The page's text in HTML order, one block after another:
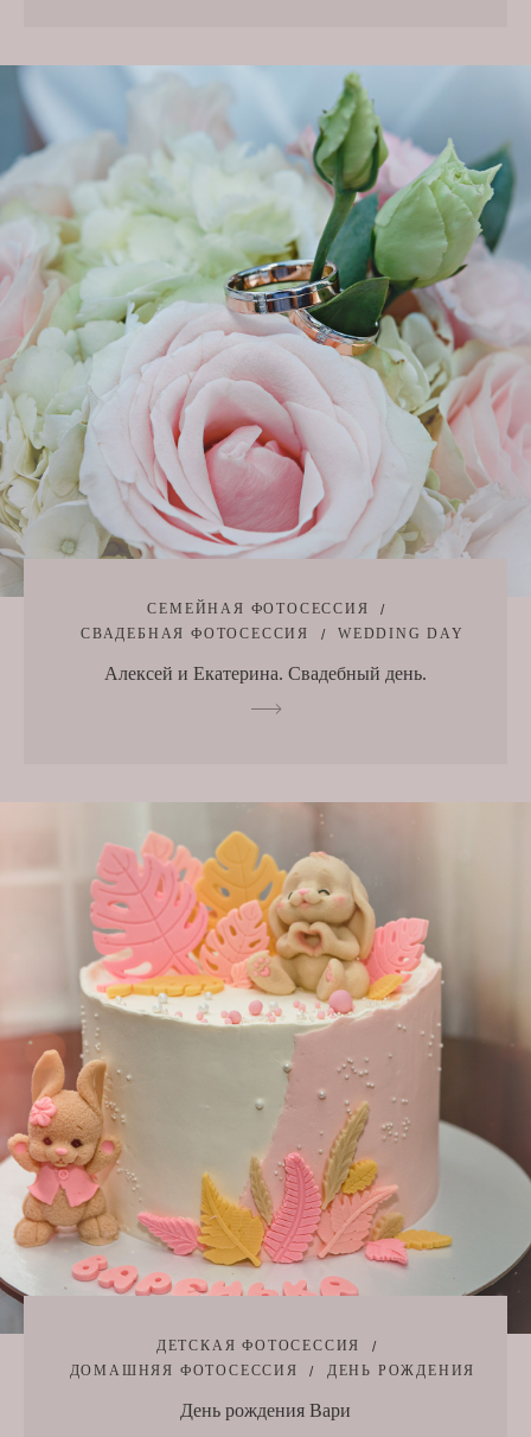
СЕМЕЙНАЯ ФОТОСЕССИЯ
СВАДЕБНАЯ ФОТОСЕССИЯ
WEDDING DAY
Алексей и Екатерина. Свадебный день.
ДЕТСКАЯ ФОТОСЕССИЯ
ДОМАШНЯЯ ФОТОСЕССИЯ
ДЕНЬ РОЖДЕНИЯ
День рождения Вари